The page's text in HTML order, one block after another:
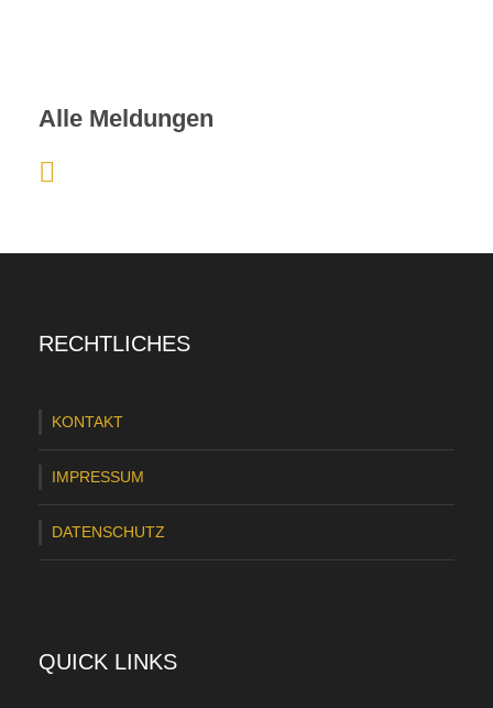
Alle Meldungen
f
e
c
k
H
RECHTLICHES
KONTAKT
IMPRESSUM
DATENSCHUTZ
QUICK LINKS